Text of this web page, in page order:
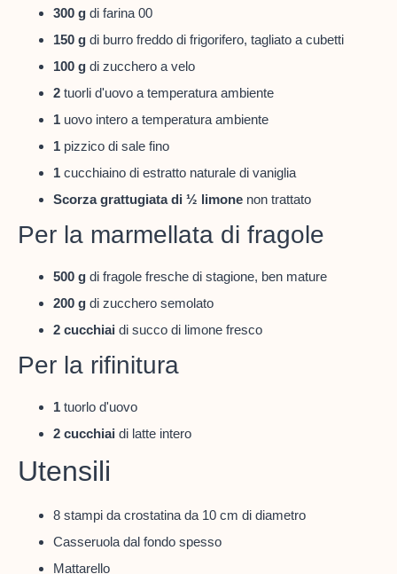
300 g di farina 00
150 g di burro freddo di frigorifero, tagliato a cubetti
100 g di zucchero a velo
2 tuorli d'uovo a temperatura ambiente
1 uovo intero a temperatura ambiente
1 pizzico di sale fino
1 cucchiaino di estratto naturale di vaniglia
Scorza grattugiata di ½ limone non trattato
Per la marmellata di fragole
500 g di fragole fresche di stagione, ben mature
200 g di zucchero semolato
2 cucchiai di succo di limone fresco
Per la rifinitura
1 tuorlo d'uovo
2 cucchiai di latte intero
Utensili
8 stampi da crostatina da 10 cm di diametro
Casseruola dal fondo spesso
Mattarello